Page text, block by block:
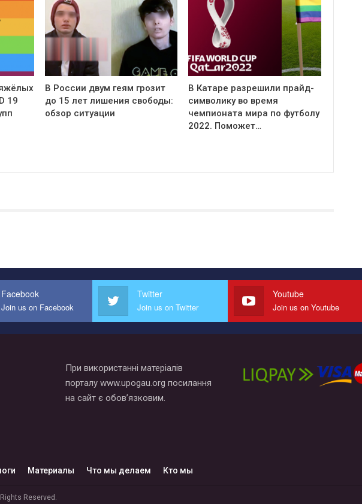
19
В России двум геям грозит
до 15 лет лишения свободы:
обзор ситуации
В Катаре разрешили прайд-
символику во время
чемпионата мира по футболу
2022. Поможет…
Facebook
Join us on Facebook
Twitter
Join us on Twitter
Youtube
Join us on Youtube
При використанні матеріалів
порталу www.upogau.org посилання
на сайт є обов’язковим.
Материалы Что мы делаем Кто мы
Reserved.